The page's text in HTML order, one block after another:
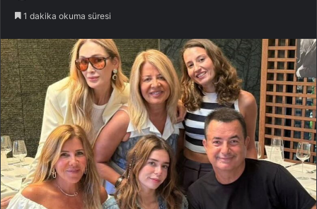
1 dakika okuma süresi